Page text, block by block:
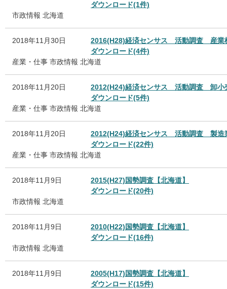
ダウンロード(1件)
市政情報 北海道
2018年11月30日
2016(H28)経済センサス 活動調査 産業
ダウンロード(4件)
産業・仕事 市政情報 北海道
2018年11月20日
2012(H24)経済センサス 活動調査 卸小
ダウンロード(5件)
産業・仕事 市政情報 北海道
2018年11月20日
2012(H24)経済センサス 活動調査 製造
ダウンロード(22件)
産業・仕事 市政情報 北海道
2018年11月9日
2015(H27)国勢調査【北海道】
ダウンロード(20件)
市政情報 北海道
2018年11月9日
2010(H22)国勢調査【北海道】
ダウンロード(16件)
市政情報 北海道
2018年11月9日
2005(H17)国勢調査【北海道】
ダウンロード(15件)